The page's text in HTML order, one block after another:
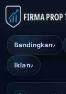
Bandingkanv
Iklanv